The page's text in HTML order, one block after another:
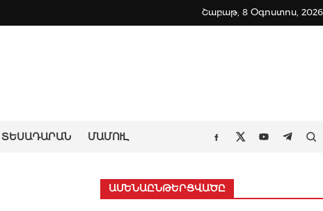
Շաբաթ, 8 Օգոստոս, 2026
ՏԵՍԱԴԱՐԱՆ ՄԱՄՈՒԼ
Facebook
TwitterYoutube
ԱՄԵՆԱԸՆԹԵՐՑՎԱԾԸ